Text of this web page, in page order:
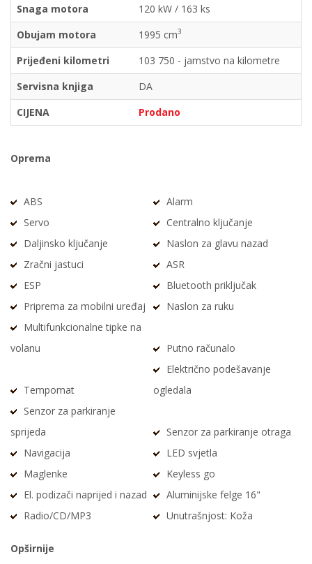
Snaga motora
120 kW / 163 ks
Obujam motora
1995 cm3
Prijeđeni kilometri
103 750 - jamstvo na kilometre
Servisna knjiga
DA
CIJENA
Prodano
Oprema
ABS
Alarm
Servo
Centralno ključanje
Daljinsko ključanje
Naslon za glavu nazad
Zračni jastuci
ASR
ESP
Bluetooth priključak
Priprema za mobilni uređaj
Naslon za ruku
Multifunkcionalne tipke na
volanu
Putno računalo
Tempomat
Električno podešavanje
ogledala
Senzor za parkiranje
sprijeda
Senzor za parkiranje otraga
Navigacija
LED svjetla
Maglenke
Keyless go
El. podizači naprijed i nazad
Aluminijske felge 16"
Radio/CD/MP3
Unutrašnjost: Koža
Opširnije